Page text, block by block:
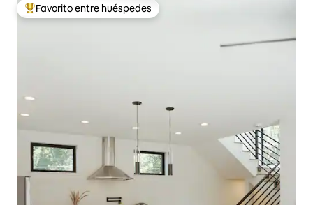
De los mejores en Favorito entre huéspedes
Favorito entre huéspedes